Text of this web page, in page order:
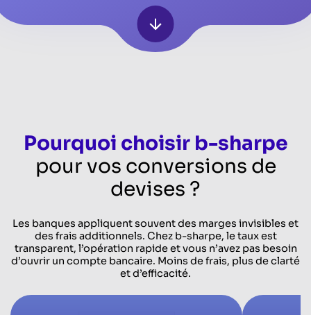
Pourquoi choisir b-sharpe
pour vos conversions de
devises ?
Les banques appliquent souvent des marges invisibles et
des frais additionnels. Chez b-sharpe, le taux est
transparent, l’opération rapide et vous n’avez pas besoin
d’ouvrir un compte bancaire. Moins de frais, plus de clarté
et d’efficacité.